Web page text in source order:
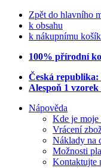
Zpět do hlavního
k obsahu
k nákupnímu
100% přírodní
Česká
Alespoň 1
Nápověda
Kde je moje
Vrácení
Náklady na
Možnosti
Kontaktujte